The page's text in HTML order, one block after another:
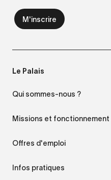
Le Palais
Qui sommes-nous ?
Missions et fonctionnement
Offres d'emploi
Infos pratiques